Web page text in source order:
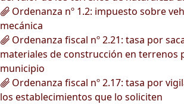
Ordenanza nº 1.2: impuesto sobre
mecánica
Ordenanza fiscal nº 2.21: tasa por
materiales de construcción en terrenos
municipio
Ordenanza fiscal nº 2.17: tasa por
los establecimientos que lo soliciten